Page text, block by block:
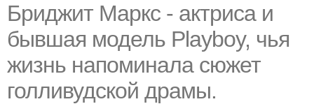
Бриджит Маркс - актриса и
бывшая модель Playboy, чья
жизнь напоминала сюжет
голливудской драмы.